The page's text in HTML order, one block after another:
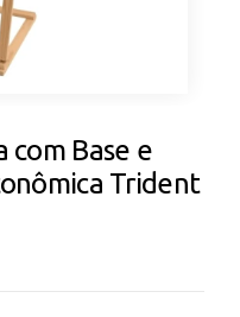
com Base e
Trident